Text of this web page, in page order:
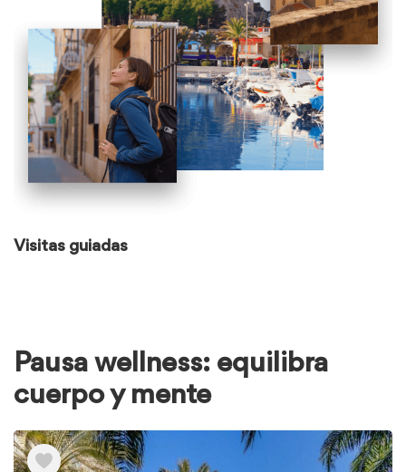
Visitas guiadas
Leer
Pausa wellness: equilibra
cuerpo y mente
Ver
elementos